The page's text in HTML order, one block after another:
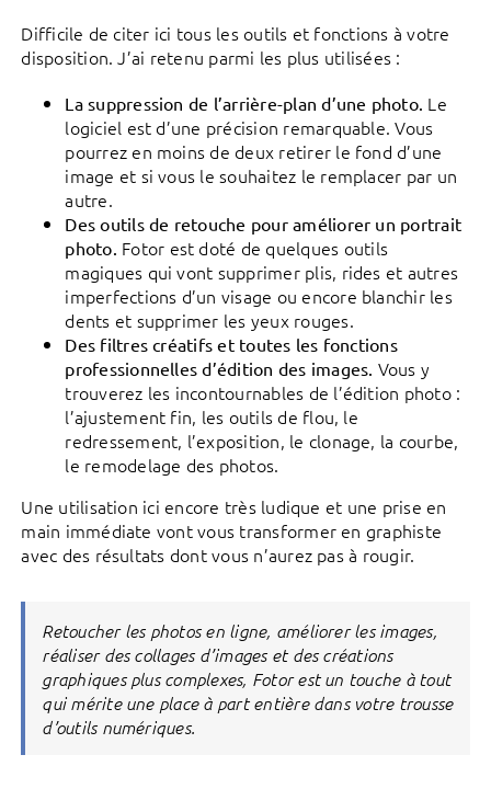
Difficile de citer ici tous les outils et fonctions à votre
disposition. J’ai retenu parmi les plus utilisées :
La suppression de l’arrière-plan d’une photo. Le
logiciel est d’une précision remarquable. Vous
pourrez en moins de deux retirer le fond d’une
image et si vous le souhaitez le remplacer par un
autre.
Des outils de retouche pour améliorer un portrait
photo. Fotor est doté de quelques outils
magiques qui vont supprimer plis, rides et autres
imperfections d’un visage ou encore blanchir les
dents et supprimer les yeux rouges.
Des filtres créatifs et toutes les fonctions
professionnelles d’édition des images. Vous y
trouverez les incontournables de l’édition photo :
l’ajustement fin, les outils de flou, le
redressement, l’exposition, le clonage, la courbe,
le remodelage des photos.
Une utilisation ici encore très ludique et une prise en
main immédiate vont vous transformer en graphiste
avec des résultats dont vous n’aurez pas à rougir.
Retoucher les photos en ligne, améliorer les images,
réaliser des collages d’images et des créations
graphiques plus complexes, Fotor est un touche à tout
qui mérite une place à part entière dans votre trousse
d’outils numériques.